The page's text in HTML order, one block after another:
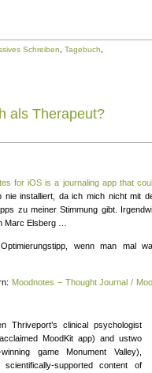
Schreiben Tagebuch
als Therapeut?
for iOS is a journaling app that
nie installiert, da ich mich nicht mit
zu meiner Stimmung gibt.
Marc Elsberg …
wenn man mal
Moodnotes – Thought Journal /
Thriveport’s clinical psychologist
MoodKit app) and ustwo
game Monument Valley),
supported content of